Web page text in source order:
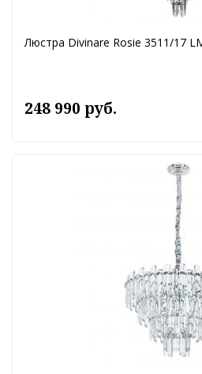
Люстра Divinare Rosie 3511/17
248 990 руб.